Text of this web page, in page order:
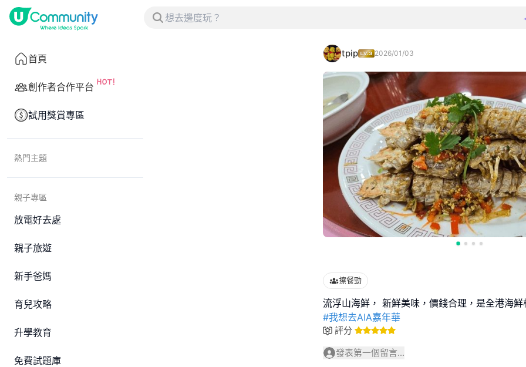
首頁
創作者合作平台
試用獎賞專區
熱門主題
親子專區
放電好去處
親子旅遊
新手爸媽
育兒攻略
升學教育
免費試題庫
tpip 2026/01/03
擦餐勁
#我想去AIA嘉年華
評分
發表第一個留言...